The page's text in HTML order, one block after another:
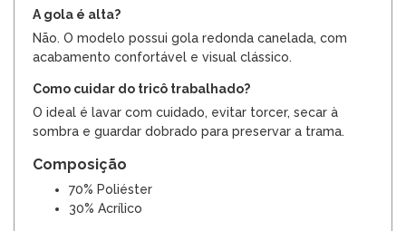
A gola é alta?
Não. O modelo possui gola redonda canelada, com
acabamento confortável e visual clássico.
Como cuidar do tricô trabalhado?
O ideal é lavar com cuidado, evitar torcer, secar à
sombra e guardar dobrado para preservar a trama.
Composição
70% Poliéster
30% Acrílico